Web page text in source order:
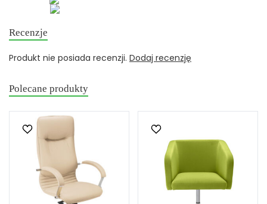
Recenzje
Produkt nie posiada recenzji. Dodaj recenzję
Polecane produkty